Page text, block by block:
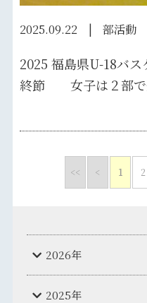
2026年
2025年
2025.09.22 部活動
2025 福島県U-18バ
終節 女子は２部で
<< < 1 2